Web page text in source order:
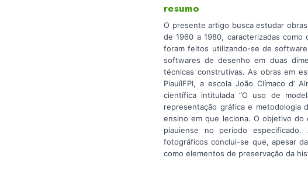
resumo
O presente artigo busca estudar
de 1960 a 1980, caracterizadas
foram feitos utilizando-se de
softwares de desenho em duas
técnicas construtivas. As obras em
PiauíIFPI, a escola João Clímaco d’
científica intitulada “O uso de
representação gráfica e metodologia
ensino em que leciona. O objetivo
piauiense no período
fotográficos conclui-se que, apesar
como elementos de preservação da